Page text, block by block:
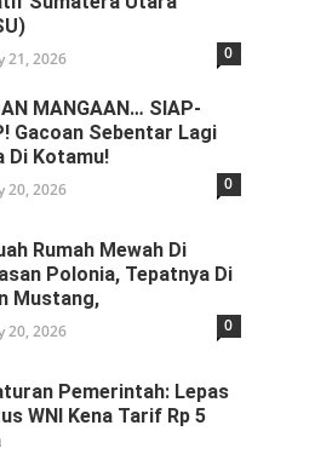
21, 2026 0
MANGAAN… SIAP-
Gacoan Sebentar Lagi
Di Kotamu!
20, 2026 0
Rumah Mewah Di
Polonia, Tepatnya Di
Mustang,
20, 2026 0
Pemerintah: Lepas
WNI Kena Tarif Rp 5